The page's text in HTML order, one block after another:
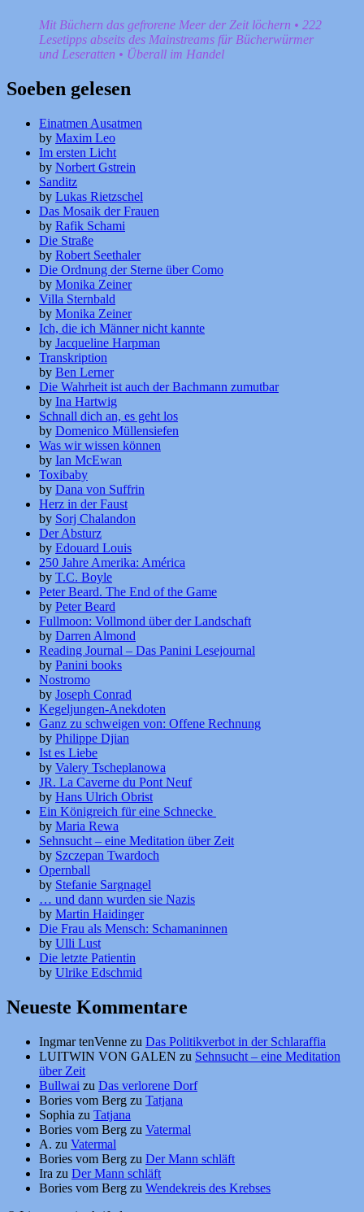
Mit Büchern das gefrorene Meer der Zeit löchern • 222
Lesetipps abseits des Mainstreams für Bücherwürmer
und Leseratten • Überall im Handel
Soeben gelesen
Einatmen Ausatmen
by Maxim Leo
Im ersten Licht
by Norbert Gstrein
Sanditz
by Lukas Rietzschel
Das Mosaik der Frauen
by Rafik Schami
Die Straße
by Robert Seethaler
Die Ordnung der Sterne über Como
by Monika Zeiner
Villa Sternbald
by Monika Zeiner
Ich, die ich Männer nicht kannte
by Jacqueline Harpman
Transkription
by Ben Lerner
Die Wahrheit ist auch der Bachmann zumutbar
by Ina Hartwig
Schnall dich an, es geht los
by Domenico Müllensiefen
Was wir wissen können
by Ian McEwan
Toxibaby
by Dana von Suffrin
Herz in der Faust
by Sorj Chalandon
Der Absturz
by Edouard Louis
250 Jahre Amerika: América
by T.C. Boyle
Peter Beard. The End of the Game
by Peter Beard
Fullmoon: Vollmond über der Landschaft
by Darren Almond
Reading Journal – Das Panini Lesejournal
by Panini books
Nostromo
by Joseph Conrad
Kegeljungen-Anekdoten
Ganz zu schweigen von: Offene Rechnung
by Philippe Djian
Ist es Liebe
by Valery Tscheplanowa
JR. La Caverne du Pont Neuf
by Hans Ulrich Obrist
Ein Königreich für eine Schnecke
by Maria Rewa
Sehnsucht – eine Meditation über Zeit
by Szczepan Twardoch
Opernball
by Stefanie Sargnagel
… und dann wurden sie Nazis
by Martin Haidinger
Die Frau als Mensch: Schamaninnen
by Ulli Lust
Die letzte Patientin
by Ulrike Edschmid
Neueste Kommentare
Ingmar tenVenne zu Das Politikverbot in der Schlaraffia
LUITWIN VON GALEN zu Sehnsucht – eine Meditation
über Zeit
Bullwai zu Das verlorene Dorf
Bories vom Berg zu Tatjana
Sophia zu Tatjana
Bories vom Berg zu Vatermal
A. zu Vatermal
Bories vom Berg zu Der Mann schläft
Ira zu Der Mann schläft
Bories vom Berg zu Wendekreis des Krebses